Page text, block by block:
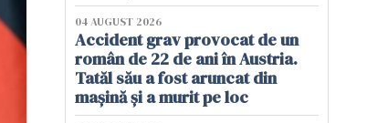
04 AUGUST 2026
Accident grav provocat de un
român de 22 de ani în Austria.
Tatăl său a fost aruncat din
mașină și a murit pe loc